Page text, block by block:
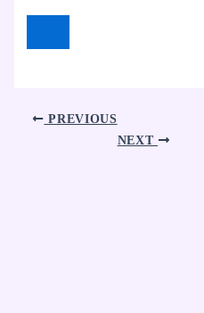
PREVIOUS
NEXT